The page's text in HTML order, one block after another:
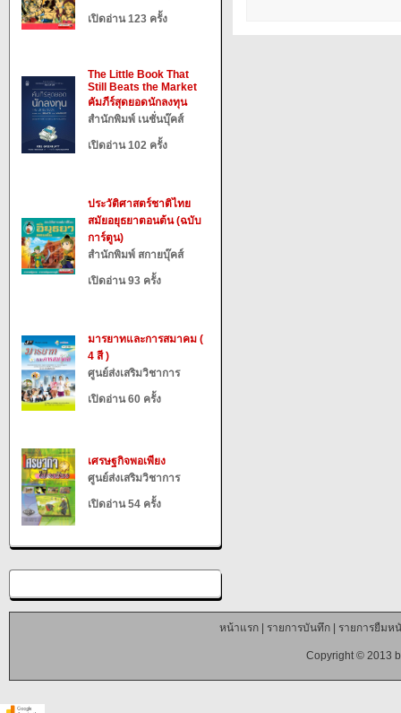
เปิดอ่าน 123 ครั้ง
The Little Book That
Still Beats the Market
คัมภีร์สุดยอดนักลงทุน
สำนักพิมพ์ เนชั่นบุ๊คส์
เปิดอ่าน 102 ครั้ง
ประวัติศาสตร์ชาติไทย
สมัยอยุธยาตอนต้น (ฉบับ
การ์ตูน)
สำนักพิมพ์ สกายบุ๊คส์
เปิดอ่าน 93 ครั้ง
มารยาทและการสมาคม (
4 สี )
ศูนย์ส่งเสริมวิชาการ
เปิดอ่าน 60 ครั้ง
เศรษฐกิจพอเพียง
ศูนย์ส่งเสริมวิชาการ
เปิดอ่าน 54 ครั้ง
หน้าแรก| รายการบันทึก| รายการยืมห
Copyright © 2013